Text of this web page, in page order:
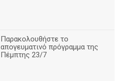
Παρακολουθήστε το
απογευματινό πρόγραμμα της
Πέμπτης 23/7